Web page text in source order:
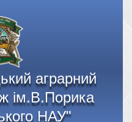
аграрний
ім.В.Порика
НАУ"